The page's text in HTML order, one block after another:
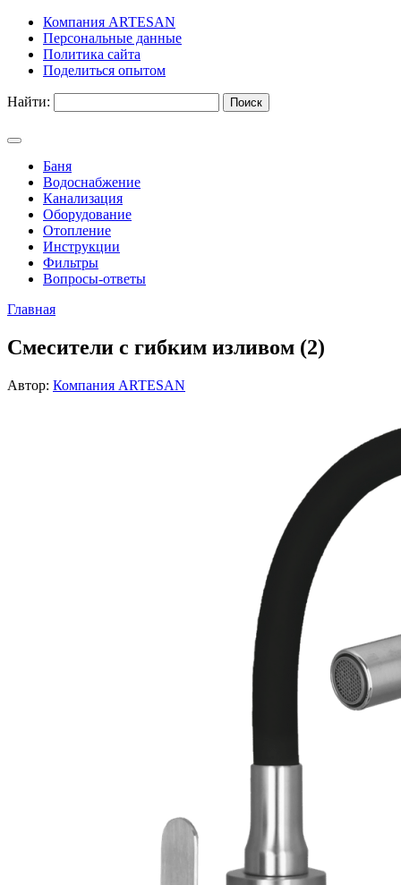
Компания ARTESAN
Персональные данные
Политика сайта
Поделиться опытом
Найти:
Баня
Водоснабжение
Канализация
Оборудование
Отопление
Инструкции
Фильтры
Вопросы-ответы
Главная
Смесители с гибким изливом (2)
Автор: Компания ARTESAN